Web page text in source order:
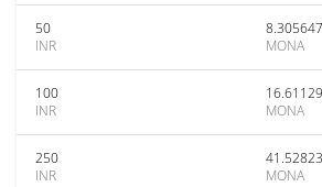
50
INR
MONA
100
INR
MONA
250
INR
MONA